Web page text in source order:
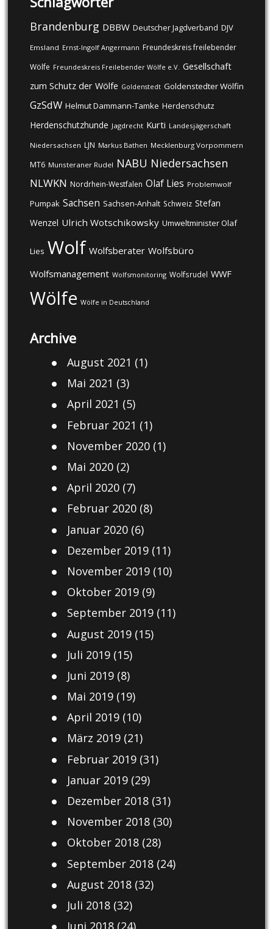
Brandenburg DBBW Deutscher Jagdverband DJV
Emsland Ernst-Ingolf Angermann Freundeskreis freilebender
Wölfe Freundeskreis Freilebender Wölfe e.V. Gesellschaft
zum Schutz der Wölfe Goldenstedt Goldenstedter Wölfin
GzSdW Helmut Dammann-Tamke Herdenschutz
Herdenschutzhunde Jagdrecht Kurti Landesjägerschaft
Niedersachsen LJN Markus Bathen Mecklenburg Vorpommern
MT6 Munsteraner Rudel NABU Niedersachsen
NLWKN Nordrhein-Westfalen Olaf Lies Problemwolf
Pumpak Sachsen Sachsen-Anhalt Schweiz Stefan
Wenzel Ulrich Wotschikowsky Umweltminister Olaf
Lies Wolf Wolfsberater Wolfsbüro
Wolfsmanagement Wolfsmonitoring Wolfsrudel WWF
Wölfe Wölfe in Deutschland
Archive
August 2021 (1)
Mai 2021 (3)
April 2021 (5)
Februar 2021 (1)
November 2020(1)
Mai 2020(2)
April 2020(7)
Februar 2020(8)
Januar 2020(6)
Dezember 2019(11)
November 2019(10)
Oktober 2019(9)
September 2019(11)
August 2019(15)
Juli 2019(15)
Juni 2019(8)
Mai 2019(19)
April 2019(10)
März 2019(21)
Februar 2019(31)
Januar 2019(29)
Dezember 2018(31)
November 2018(30)
Oktober 2018(28)
September 2018(24)
August 2018(32)
Juli 2018(32)
Juni 2018(24)